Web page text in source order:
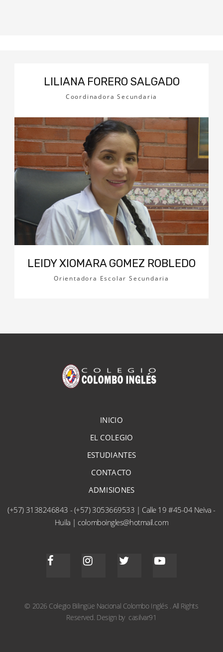
LILIANA FORERO SALGADO
Coordinadora Secundaria
LEIDY XIOMARA GOMEZ ROBLEDO
Orientadora Escolar Secundaria
INICIO
EL COLEGIO
ESTUDIANTES
CONTACTO
ADMISIONES
(+57) 3138246843 - (+57) 3053669533 | Calle 19 #45-04 Neiva -
Huila | colomboingles@hotmail.com
© 2026 Colegio Bilingüe Nacional Colombo Inglés .All Rights
Reserved. Design by casilvar91